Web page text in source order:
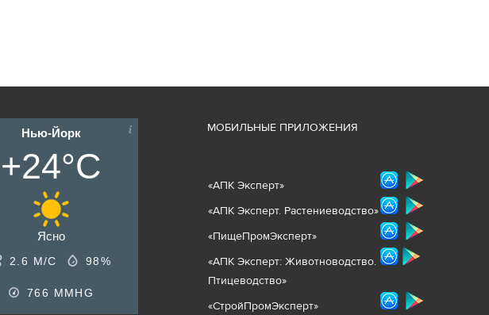
Нью-Йорк
+24°C
Ясно
2.6 М/С 98%
766 MMHG
МОБИЛЬНЫЕ ПРИЛОЖЕНИЯ
«АПК Эксперт»
«АПК Эксперт. Растениеводство»
«ПищеПромЭксперт»
«АПК Эксперт: Животноводство.
Птицеводство»
«СтройПромЭксперт»